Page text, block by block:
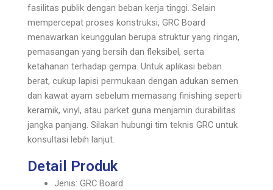
fasilitas publik dengan beban kerja tinggi. Selain
mempercepat proses konstruksi, GRC Board
menawarkan keunggulan berupa struktur yang ringan,
pemasangan yang bersih dan fleksibel, serta
ketahanan terhadap gempa. Untuk aplikasi beban
berat, cukup lapisi permukaan dengan adukan semen
dan kawat ayam sebelum memasang finishing seperti
keramik, vinyl, atau parket guna menjamin durabilitas
jangka panjang. Silakan hubungi tim teknis GRC untuk
konsultasi lebih lanjut.
Detail Produk
Jenis: GRC Board